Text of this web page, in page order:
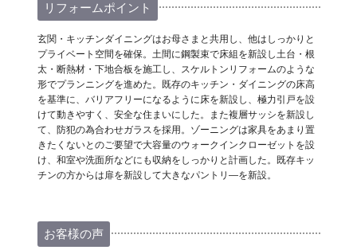
リフォームポイント
玄関・キッチンダイニングはお母さまと共用し、他はしっかりと
プライベート空間を確保。土間に鋼製束で床組を新設し土台・根
太・断熱材・下地合板を施工し、スケルトンリフォームのような
形でプランニングを進めた。既存のキッチン・ダイニングの床高
を基準に、バリアフリーになるように床を新設し、極力引戸を設
けて動きやすく、安全な住まいにした。また複層サッシを新設し
て、防犯の為合わせガラスを採用。ゾーニングは家具をあまり置
きたくないとのご要望で大容量のウォークインクローゼットを設
け、和室や洗面所などにも収納をしっかりと計画した。既存キッ
チンの方からは扉を新設して大きなパントリ―を新設。
お客様の声